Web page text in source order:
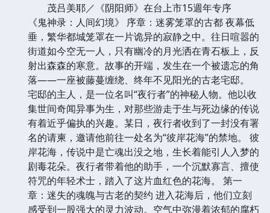
茂吕美耶／《阴阳师》在台上市15週年专序
《鬼神录：人间幻境》 序章：迷雾笼罩的古都 夜幕低
垂，繁华都城笼罩在一片诡异的寂静之中。往日喧嚣的
街道如今空无一人，只有幽冷的月光洒在青石板上，反
射出森森的寒意。故事的开端，发生在一个被遗忘的角
落——一座被藤蔓缠绕、终年不见阳光的古老宅邸。
宅邸的主人，是一位名叫“夜行者”的神秘人物。他以收
集世间奇闻异事为生，对那些游走于生与死边缘的传说
有着近乎偏执的兴趣。某日，夜行者收到了一封没有署
名的请柬，邀请他前往一处名为“彼岸花海”的禁地。 彼
岸花海，传说中是亡魂出没之地，生长着能引人入梦的
剧毒花朵。夜行者带着他的助手，一个沉默寡言、擅使
符咒的年轻术士，踏入了这片血红色的花海。 第一
章：迷失的魂魄与古老的契约 进入花海后，他们立刻
感受到一股强大的灵力波动。空气中弥漫着浓郁的腐朽